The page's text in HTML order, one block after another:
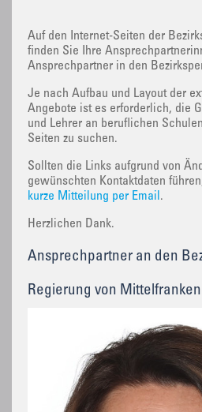
Auf den Internet-Seiten der
finden Sie Ihre
Ansprechpartner in den
Je nach Aufbau und Layout der
Angebote ist es erforderlich, die
und Lehrer an beruflichen
Seiten zu suchen.
Sollten die Links aufgrund von
gewünschten Kontaktdaten
kurze Mitteilung per Email.
Herzlichen Dank.
Ansprechpartner an den
Regierung von Mittelfranken